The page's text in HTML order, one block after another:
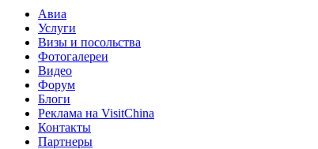
Авиа
Услуги
Визы и посольства
Фотогалереи
Видео
Форум
Блоги
Реклама на VisitChina
Контакты
Партнеры